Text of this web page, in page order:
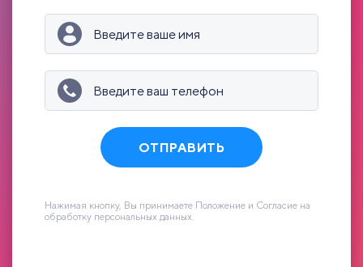
ОТПРАВИТЬ
Нажимая кнопку, Вы принимаете Положение и Согласие на
обработку персональных данных.